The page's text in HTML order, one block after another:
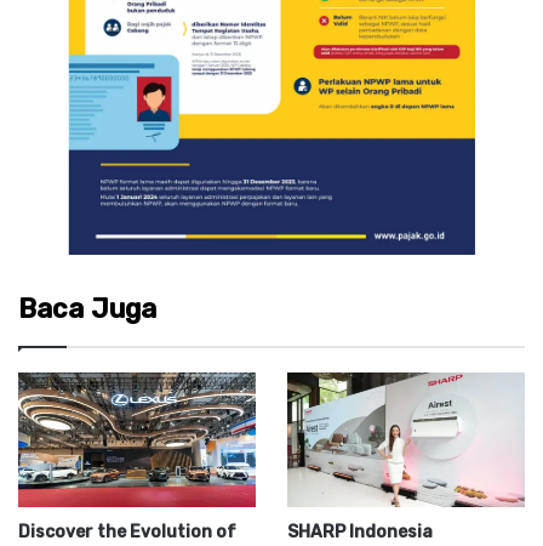
Baca Juga
Discover the Evolution of
SHARP Indonesia